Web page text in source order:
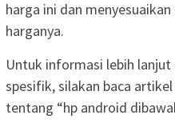
harga ini dan
harganya.
Untuk informasi lebih
spesifik, silakan baca
tentang “hp android